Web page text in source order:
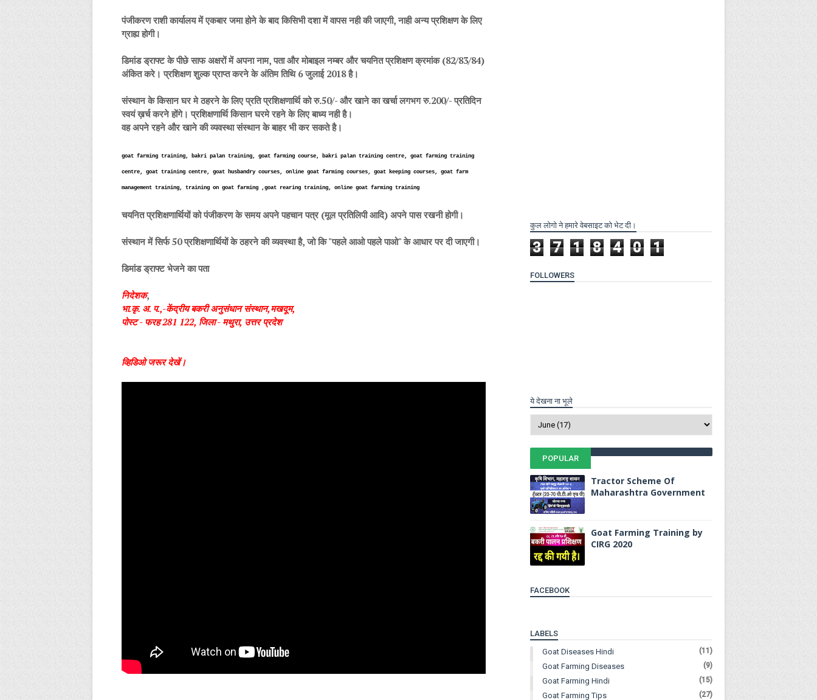
पंजीकरण राशी कार्यालय में एकबार जमा होने के बाद किसिभी दशा में वापस नही की जाएगी, नाही अन्य प्रशिक्षण के लिए
ग्राह्य होगी।
डिमांड ड्राफ्ट के पीछे साफ अक्षरों में अपना नाम, पता और मोबाइल नम्बर और चयनित प्रशिक्षण क्रमांक (82/83/84)
अंकित करे। प्रशिक्षण शुल्क प्राप्त करने के अंतिम तिथि 6 जुलाई 2018 है।
संस्थान के किसान घर मे ठहरने के लिए प्रति प्रशिक्षणार्थि को रु.50/- और खाने का खर्चा लगभग रु.200/- प्रतिदिन
स्वयं ख़र्च करने होंगे। प्रशिक्षणार्थि किसान घरमे रहने के लिए बाध्य नही है।
वह अपने रहने और खाने की व्यवस्था संस्थान के बाहर भी कर सकते है।
goat farming training, bakri palan training, goat farming course, bakri palan training centre, goat farming training
centre, goat training centre, goat husbandry courses, online goat farming courses, goat keeping courses, goat farm
management training, training on goat farming ,goat rearing training, online goat farming training
चयनित प्रशिक्षणार्थियों को पंजीकरण के समय अपने पहचान पत्र (मूल प्रतिलिपी आदि) अपने पास रखनी होगी।
संस्थान में सिर्फ 50 प्रशिक्षणार्थियों के ठहरने की व्यवस्था है, जो कि "पहले आओ पहले पाओ" के आधार पर दी जाएगी।
डिमांड ड्राफ्ट भेजने का पता
निदेशक,
भा.कृ. अ. प.,-केंद्रीय बकरी अनुसंधान संस्थान,मखदूम,
पोस्ट - फरह 281 122, जिला - मथुरा, उत्तर प्रदेश
व्हिडिओ जरूर देखें।
कुल लोगो ने हमारे वेबसाइट को भेट दी।
3 7 1 8 4 0 1
FOLLOWERS
ये देखना ना भूले
POPULAR
Tractor Scheme Of
Maharashtra Government
Goat Farming Training by
CIRG 2020
FACEBOOK
LABELS
Goat Diseases Hindi
(11)
Goat Farming Diseases (9)
Goat Farming Hindi (15)
Goat Farming Tips (27)